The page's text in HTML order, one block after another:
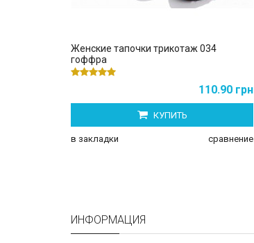
Женские тапочки трикотаж 034
гоффра
110.90 грн
КУПИТЬ
в закладки сравнение
ИНФОРМАЦИЯ